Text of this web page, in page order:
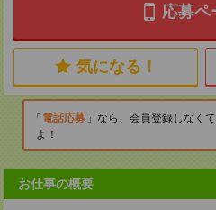
応募ペ
気になる！
電話応募
なら、会員登録しなく
よ！
お仕事の概要